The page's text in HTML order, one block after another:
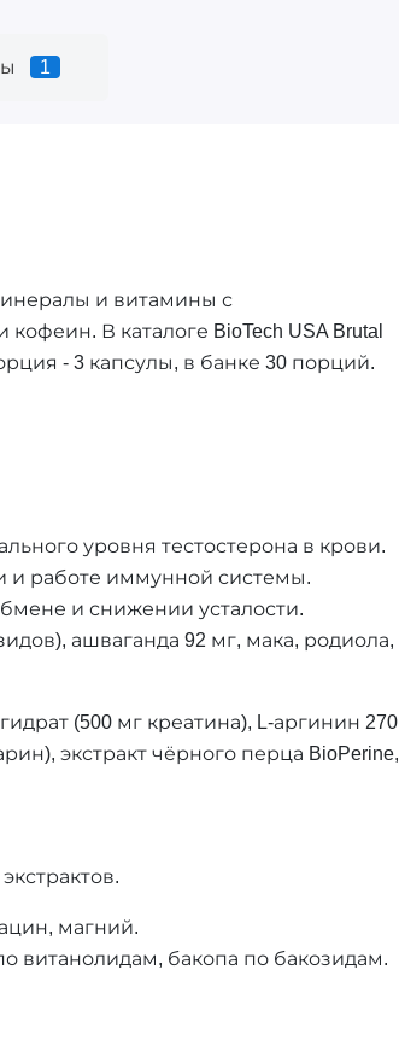
1
и витамины с
В каталоге BioTech USA Brutal
- 3 капсулы, в банке 30 порций.
уровня тестостерона в крови.
и работе иммунной системы.
и снижении усталости.
ашваганда 92 мг, мака, родиола,
(500 мг креатина), L-аргинин 270
экстракт чёрного перца BioPerine,
магний.
витанолидам, бакопа по бакозидам.